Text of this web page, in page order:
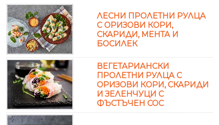
ЛЕСНИ ПРОЛЕТНИ РУЛЦА
С ОРИЗОВИ КОРИ,
СКАРИДИ, МЕНТА И
БОСИЛЕК
ВЕГЕТАРИАНСКИ
ПРОЛЕТНИ РУЛЦА С
ОРИЗОВИ КОРИ, СКАРИДИ
И ЗЕЛЕНЧУЦИ С
ФЪСТЪЧЕН СОС